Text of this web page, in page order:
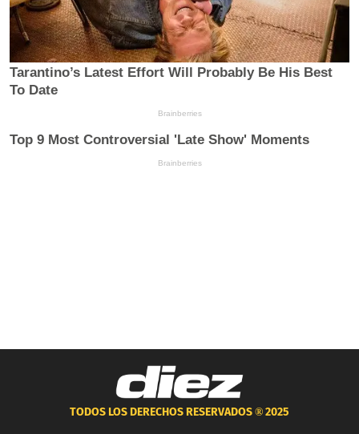
TODOS LOS DERECHOS RESERVADOS ®2025